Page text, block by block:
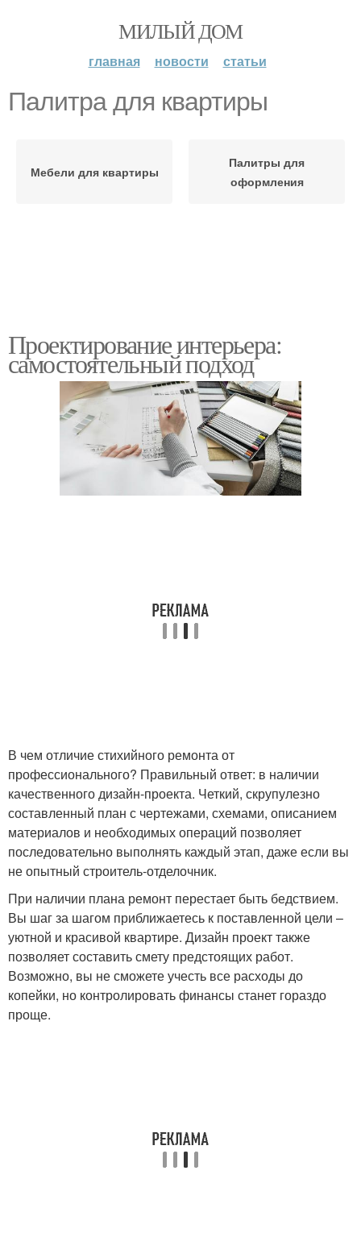
МИЛЫЙ ДОМ
главная новости статьи
Палитра для квартиры
Мебели для квартиры
Палитры для
оформления
Проектирование интерьера:
самостоятельный подход
В чем отличие стихийного ремонта от
профессионального? Правильный ответ: в наличии
качественного дизайн-проекта. Четкий, скрупулезно
составленный план с чертежами, схемами, описанием
материалов и необходимых операций позволяет
последовательно выполнять каждый этап, даже если вы
не опытный строитель-отделочник.
При наличии плана ремонт перестает быть бедствием.
Вы шаг за шагом приближаетесь к поставленной цели –
уютной и красивой квартире. Дизайн проект также
позволяет составить смету предстоящих работ.
Возможно, вы не сможете учесть все расходы до
копейки, но контролировать финансы станет гораздо
проще.